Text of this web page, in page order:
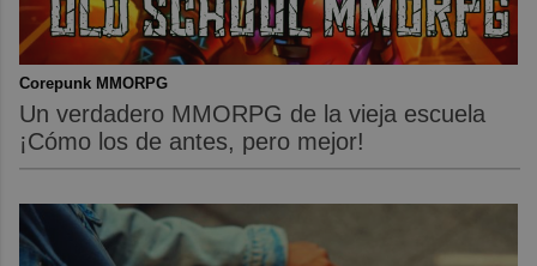
Corepunk MMORPG
Un verdadero MMORPG de la vieja escuela
¡Cómo los de antes, pero mejor!